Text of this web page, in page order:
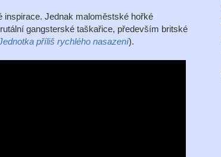
inspirace. Jednak maloměstské hořké
gangsterské taškařice, především britské
příliš rychlého nasazení).